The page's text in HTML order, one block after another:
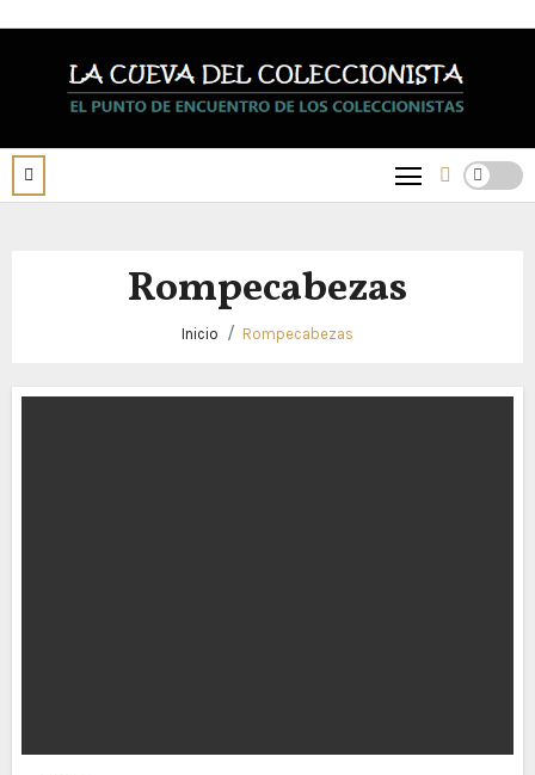
contenido
Rompecabezas
Inicio Rompecabezas